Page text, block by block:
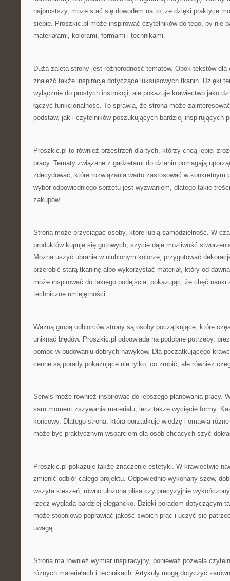
najprostszy, może stać się dowodem na to, że dzięki praktyce
siebie. Proszkic.pl może inspirować czytelników do tego, by nie
materiałami, kolorami, formami i technikami.
Dużą zaletą strony jest różnorodność tematów. Obok tekstów
znaleźć także inspiracje dotyczące luksusowych tkanin. Dzięki
wyłącznie do prostych instrukcji, ale pokazuje krawiectwo jako
łączyć funkcjonalność. To sprawia, że strona może
podstaw, jak i czytelników poszukujących bardziej inspirujących
Proszkic.pl to również przestrzeń dla tych, którzy chcą lepiej
pracy. Tematy związane z gadżetami do dzianin pomagają
zdecydować, które rozwiązania warto zastosować w konkretnym
wybór odpowiedniego sprzętu jest wyzwaniem, dlatego takie
zakupów.
Strona może przyciągać osoby, które lubią samodzielność. W
produktów kupuje się gotowych, szycie daje możliwość
Można uszyć ubranie w ulubionym kolorze, przygotować
przerobić starą tkaninę albo wykorzystać materiał, który od
może inspirować do takiego podejścia, pokazując, że chęć nauki
techniczne umiejętności.
Ważną grupą odbiorców strony są osoby początkujące, które
uniknąć błędów. Proszkic.pl odpowiada na podobne potrzeby,
pomóc w budowaniu dobrych nawyków. Dla początkującego
cenne są porady pokazujące nie tylko, co zrobić, ale również
Serwis może również inspirować do lepszego planowania pracy.
sam moment zszywania materiału, lecz także wycięcie formy.
końcowy. Dlatego strona, która porządkuje wiedzę i omawia
może być praktycznym wsparciem dla osób chcących szyć
Proszkic.pl pokazuje także znaczenie estetyki. W krawiectwie
zmienić odbiór całego projektu. Odpowiednio wykonany szew,
wszyta kieszeń, równo ułożona plisa czy precyzyjnie
rzecz wygląda bardziej elegancko. Dzięki poradom dotyczącym
może stopniowo poprawiać jakość swoich prac i uczyć się
uwagą.
Strona ma również wymiar inspiracyjny, ponieważ pozwala
różnych materiałach i technikach. Artykuły mogą dotyczyć